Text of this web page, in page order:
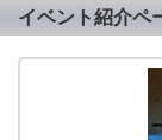
イベント紹介ペ